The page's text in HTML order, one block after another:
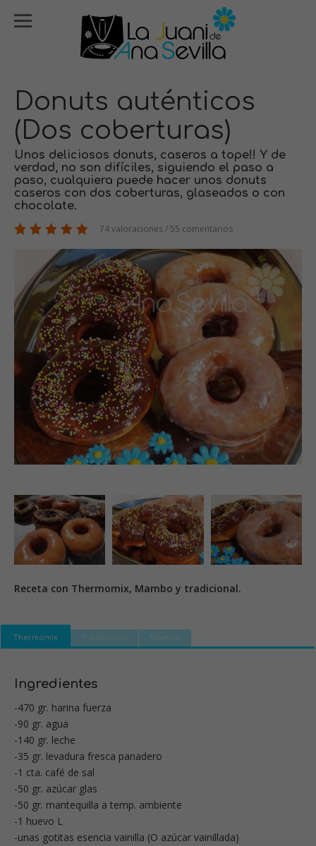
Donuts auténticos
(Dos coberturas)
Unos deliciosos donuts, caseros a tope!! Y de
verdad, no son difíciles, siguiendo el paso a
paso, cualquiera puede hacer unos donuts
caseros con dos coberturas, glaseados o con
chocolate.
74 valoraciones / 55 comentarios
Receta con Thermomix, Mambo y tradicional.
Thermomix Tradicional Mambo
Ingredientes
-470 gr. harina fuerza
-90 gr. agua
-140 gr. leche
-35 gr. levadura fresca panadero
-1 cta. café de sal
-50 gr. azúcar glas
-50 gr. mantequilla a temp. ambiente
-1 huevo L
-unas gotitas esencia vainilla (O azúcar vainillada)